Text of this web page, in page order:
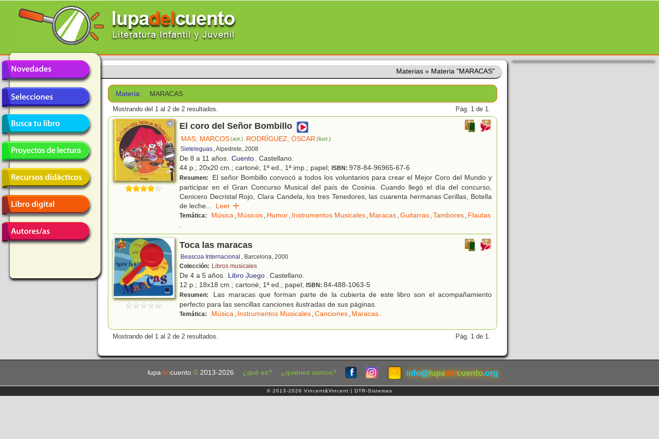
Materias » Materia "MARACAS"
Materia: MARACAS
Mostrando del 1 al 2 de 2 resultados. Pág. 1 de 1.
El coro del Señor Bombillo
MAS, MARCOS(aut.) RODRÍGUEZ, ÓSCAR(ilust.)
Sieteleguas , Alpedrete, 2008
De 8 a 11 años. Cuento. Castellano.
44 p.; 20x20 cm.; cartoné; 1ª ed., 1ª imp.; papel; ISBN: 978-84-96965-67-6
Resumen:
El señor Bombillo convocó a todos los voluntarios para crear el Mejor Coro del Mundo y
participar en el Gran Concurso Musical del país de Cosinia. Cuando llegó el día del concurso,
Cenicero Decristal Rojo, Clara Candela, los tres Tenedores, las cuarenta hermanas Cerillas, Botella
de leche... Leer
Temática: Música, Músicos, Humor, Instrumentos Musicales, Maracas,Guitarras,Tambores, Flautas
.
Toca las maracas
Beascoa Internacional , Barcelona, 2000
Colección: Libros musicales
De 4 a 5 años. Libro Juego. Castellano.
12 p.; 18x18 cm.; cartoné; 1ª ed.; papel; ISBN: 84-488-1063-5
Resumen:
Las maracas que forman parte de la cubierta de este libro son el acompañamiento
perfecto para las sencillas canciones ilustradas de sus páginas.
Temática: Música, Instrumentos Musicales,Canciones, Maracas.
Mostrando del 1 al 2 de 2 resultados. Pág. 1 de 1.
lupadel cuento © 2013-2026 ¿qué es? ¿quiénes somos?
© 2013-2026 Vincent&Vincent | DTR-Sistemas